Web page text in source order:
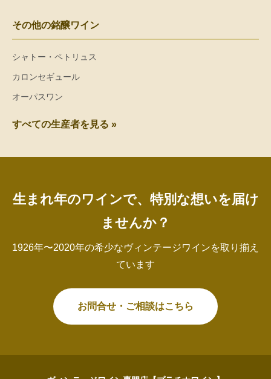
その他の銘醸ワイン
シャトー・ペトリュス
カロンセギュール
オーパスワン
すべての生産者を見る »
生まれ年のワインで、特別な想いを届け
ませんか？
1926年〜2020年の希少なヴィンテージワインを取り揃え
ています
お問合せ・ご相談はこちら